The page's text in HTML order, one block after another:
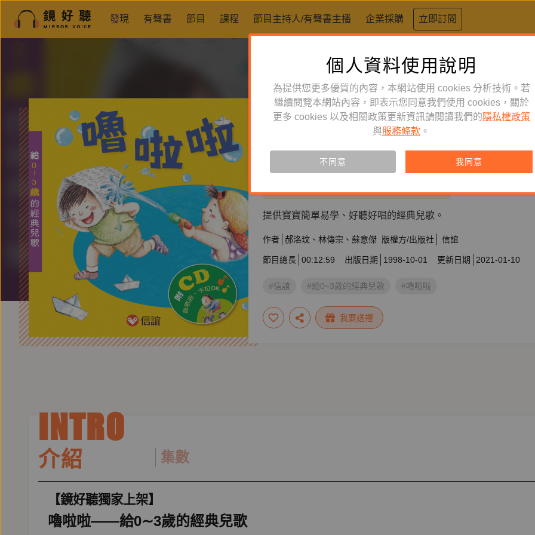
發現 有聲書 節目 課程 節目主持人/有聲書主播 企業採購 立即訂閱
訂閱 有聲書 童書／青少年
【鏡好聽獨家上架】嚕啦啦－
提供寶寶簡單易學、好聽好唱的經典兒歌。
作者 郝洛玟 林傳宗 蘇意傑 版權方/出版社 信誼
節目總長 00:12:59 出版日期 1998-10-01 更新日期 2021-01-10
#信誼 #給0~3歲的經典兒歌 #嚕啦啦
我要送禮
INTRO
介紹 集數
【鏡好聽獨家上架】
嚕啦啦——給0∼3歲的經典兒歌
個人資料使用說明
為提供您更多優質的內容，本網站使用 cookies 分析技術。若
繼續閱覽本網站內容，即表示您同意我們使用 cookies，關於
更多 cookies 以及相關政策更新資訊請閱讀我們的 隱私權政策
與服務條款 。
不同意 我同意